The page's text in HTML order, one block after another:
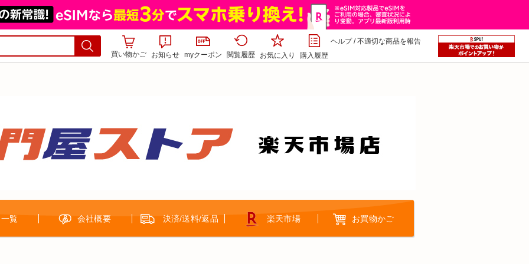
買い物かご お知らせ myクーポン 閲覧履歴 お気に入り 購入履歴
ヘルプ/不適切な商品を報告